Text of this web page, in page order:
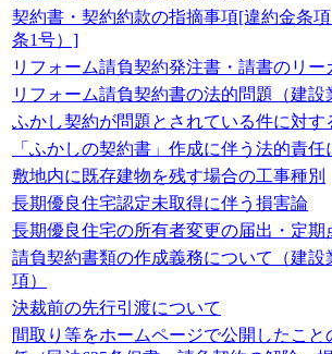
契約書・契約約款の指摘事項[違約金条
条1号）]
リフォーム請負契約発注書・請書のリー
リフォーム請負契約書の法的問題（建設
ふかし契約が問題とされている件に対す
「ふかしの契約書」作成に伴う法的責任
敷地内に既存建物を残す場合の工事種別
長期優良住宅認定未取得に伴う損害論
長期優良住宅の所有者変更の届出・定期
請負契約書類の作成義務について（建設
項）
決裁前の先行引渡について
間取り等をホームページで公開したこ